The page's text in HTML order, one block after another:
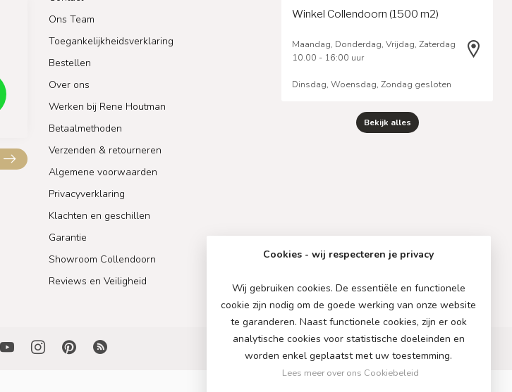
Ons Team
Toegankelijkheidsverklaring
Bestellen
Over ons
Werken bij Rene Houtman
Betaalmethoden
Verzenden & retourneren
Algemene voorwaarden
Privacyverklaring
Klachten en geschillen
Garantie
Showroom Collendoorn
Reviews en Veiligheid
Winkel Collendoorn (1500 m2)
Maandag, Donderdag, Vrijdag, Zaterdag
10.00 - 16:00 uur
Dinsdag, Woensdag, Zondag gesloten
Bekijk alles
Cookies - wij respecteren je privacy
Wij gebruiken cookies. De essentiële en functionele
cookie zijn nodig om de goede werking van onze website
te garanderen. Naast functionele cookies, zijn er ook
analytische cookies voor statistische doeleinden en
worden enkel geplaatst met uw toestemming.
Lees meer over ons Cookiebeleid